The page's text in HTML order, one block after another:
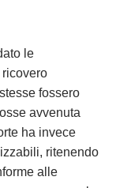
le
fossero
avvenuta
ha invece
ritenendo
alle